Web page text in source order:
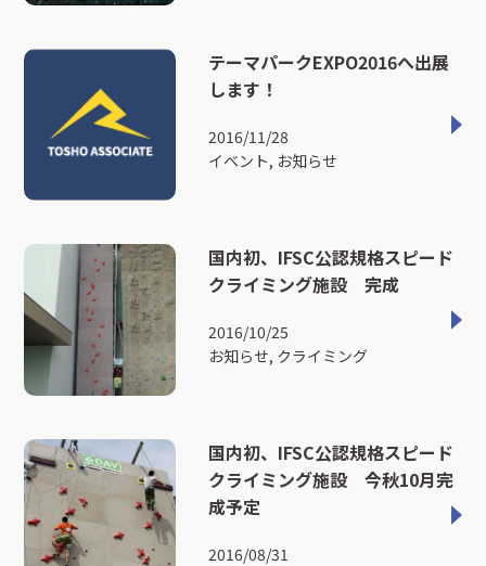
テーマパークEXPO2016へ出展
します！
2016/11/28
イベント, お知らせ
国内初、IFSC公認規格スピード
クライミング施設 完成
2016/10/25
お知らせ, クライミング
国内初、IFSC公認規格スピード
クライミング施設 今秋10月完
成予定
2016/08/31